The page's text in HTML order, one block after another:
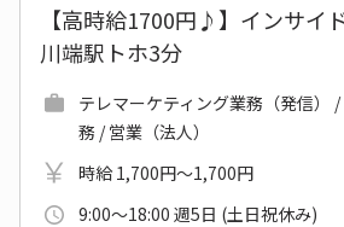
【高時給1700円♪】インサイ
川端駅トホ3分
テレマーケティング業務（発信）
務 / 営業（法人）
時給 1,700円～1,700円
9:00～18:00 週5日 (土日祝休み)